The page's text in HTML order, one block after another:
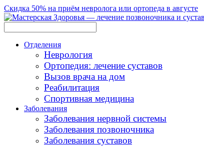
Скидка 50% на приём невролога или ортопеда в августе
Отделения
Неврология
Ортопедия: лечение суставов
Вызов врача на дом
Реабилитация
Спортивная медицина
Заболевания
Заболевания нервной системы
Заболевания позвоночника
Заболевания суставов